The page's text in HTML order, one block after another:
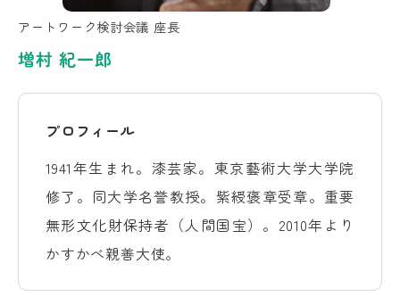
アートワーク検討会議 座長
増村 紀一郎
プロフィール
1941年生まれ。漆芸家。東京藝術大学大学院
修了。同大学名誉教授。紫綬褒章受章。重要
無形文化財保持者（人間国宝）。2010年より
かすかべ親善大使。